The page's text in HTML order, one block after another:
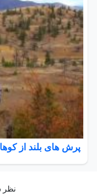
پرش های بلند از